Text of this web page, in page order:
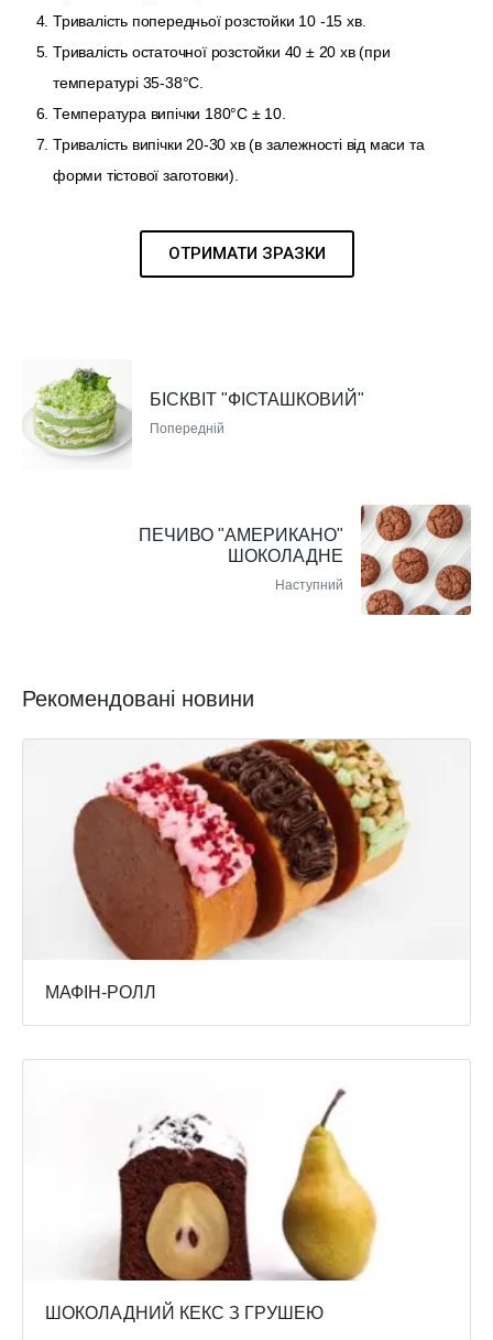
Тривалість попередньої розстойки 10 -15 хв.
Тривалість остаточної розстойки 40 ± 20 хв (при
температурі 35-38°С.
Температура випічки 180°С ± 10.
Тривалість випічки 20-30 хв (в залежності від маси та
форми тістової заготовки).
ОТРИМАТИ ЗРАЗКИ
БІСКВІТ "ФІСТАШКОВИЙ"
Попередній
ПЕЧИВО "АМЕРИКАНО"
ШОКОЛАДНЕ
Наступний
Рекомендовані новини
МАФІН-РОЛЛ
ШОКОЛАДНИЙ КЕКС З ГРУШЕЮ